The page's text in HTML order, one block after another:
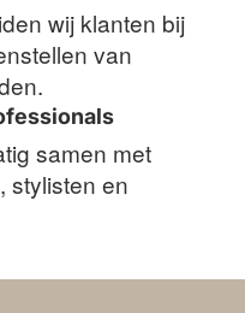
wij klanten bij
van
samen met
stylisten en